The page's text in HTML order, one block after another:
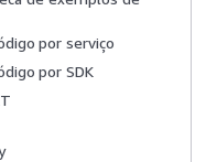
por serviço
por SDK